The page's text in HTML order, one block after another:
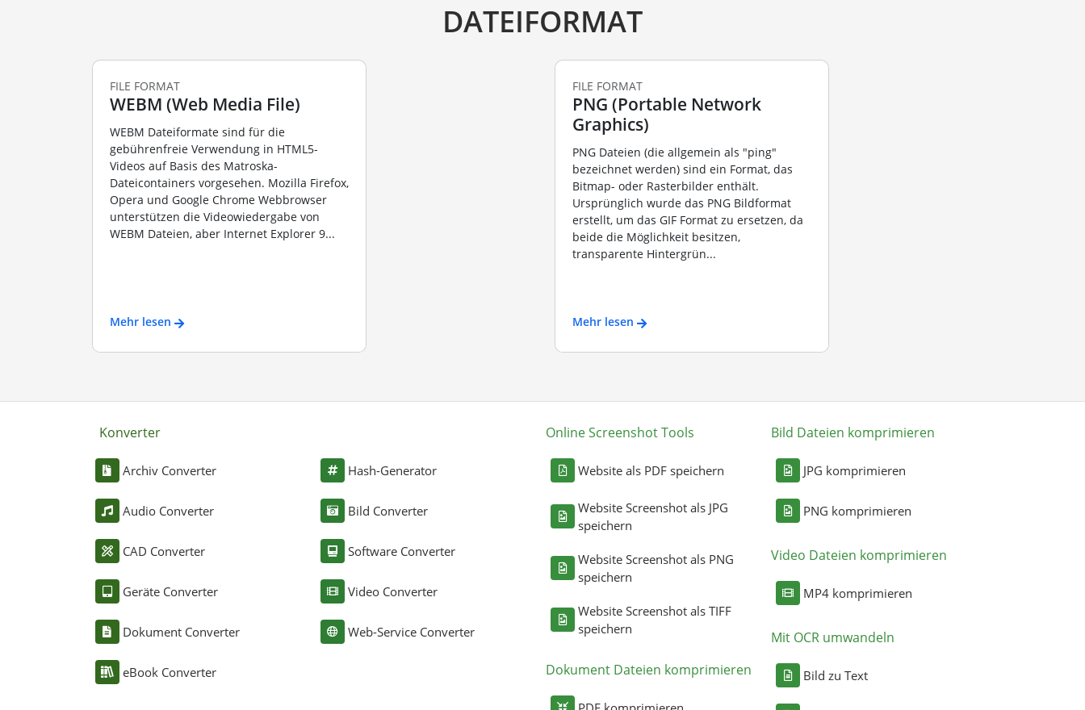
DATEIFORMAT
FILE FORMAT
WEBM (Web Media File)
WEBM Dateiformate sind für die
gebührenfreie Verwendung in HTML5-
Videos auf Basis des Matroska-
Dateicontainers vorgesehen. Mozilla Firefox,
Opera und Google Chrome Webbrowser
unterstützen die Videowiedergabe von
WEBM Dateien, aber Internet Explorer 9...
Mehr lesen
FILE FORMAT
PNG (Portable Network
Graphics)
PNG Dateien (die allgemein als "ping"
bezeichnet werden) sind ein Format, das
Bitmap- oder Rasterbilder enthält.
Ursprünglich wurde das PNG Bildformat
erstellt, um das GIF Format zu ersetzen, da
beide die Möglichkeit besitzen,
transparente Hintergrün...
Mehr lesen
Konverter
Archiv Converter
Audio Converter
CAD Converter
Geräte Converter
Dokument Converter
eBook Converter
Hash-Generator
Bild Converter
Software Converter
Video Converter
Web-Service Converter
Online Screenshot Tools
Website als PDF speichern
Website Screenshot als JPG
speichern
Website Screenshot als PNG
speichern
Website Screenshot als TIFF
speichern
Dokument Dateien komprimieren
Bild Dateien komprimieren
JPG komprimieren
PNG komprimieren
Video Dateien komprimieren
MP4 komprimieren
Mit OCR umwandeln
Bild zu Text